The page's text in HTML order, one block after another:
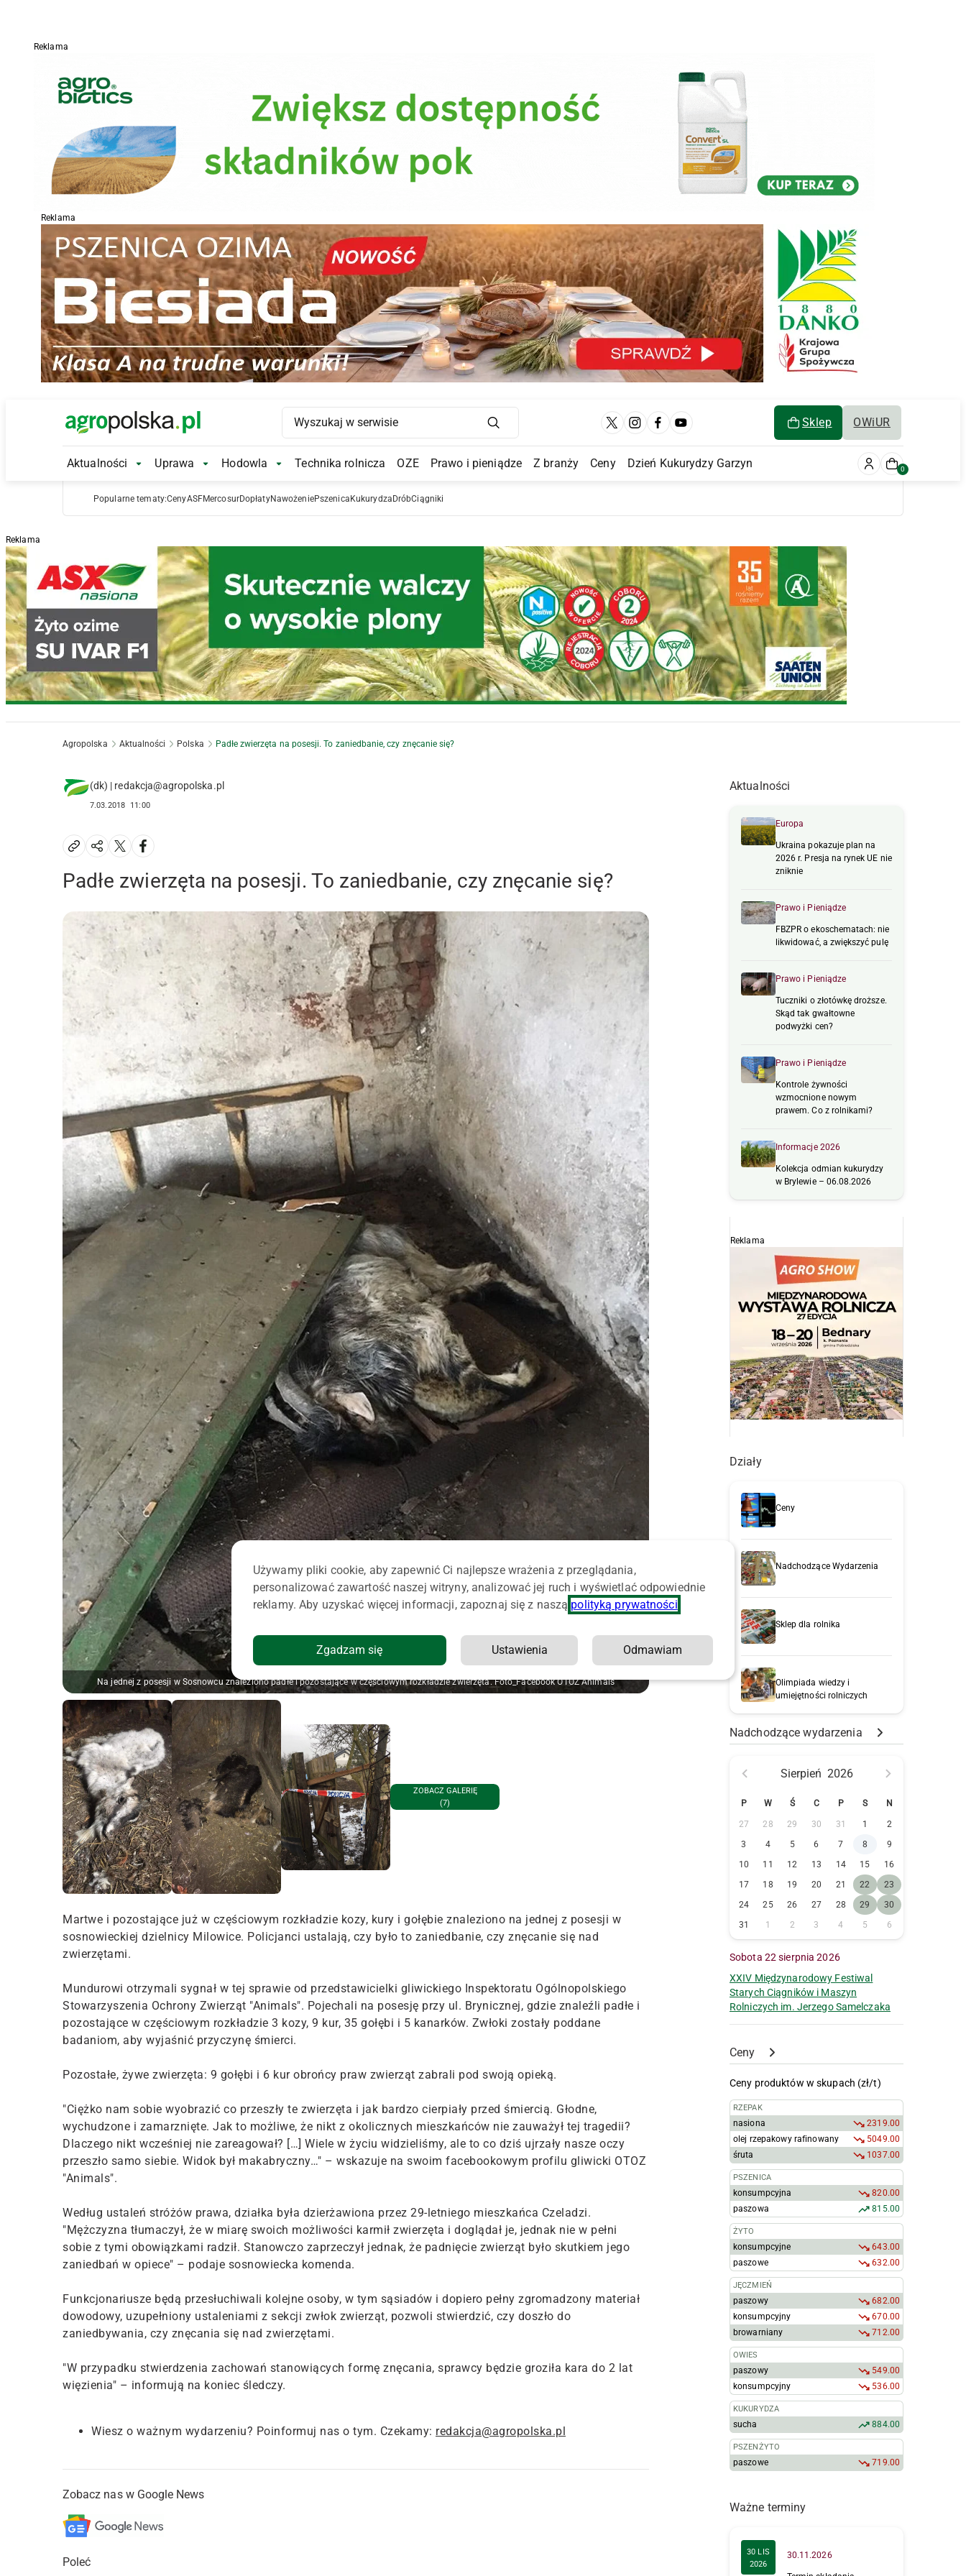
Reklama
Reklama
Main Logo Sklep OWiUR
Main Navigation
Aktualności Aktualności Submenu
Uprawa Uprawa Submenu
Hodowla Hodowla Submenu
Technika rolnicza OZE Prawo i pieniądze Z branży Ceny Dzień Kukurydzy Garzyn 0
Popularne tematy:CenyASFMercosurDopłatyNawożeniePszenica Kukurydza DróbCiągniki
Reklama
Agropolska Aktualności Polska Padłe zwierzęta na posesji. To zaniedbanie, czy znęcanie się?
(dk) | redakcja@agropolska.pl
7.03.2018 11:00
Padłe zwierzęta na posesji. To zaniedbanie, czy znęcanie się?
Na jednej z posesji w Sosnowcu znaleziono padłe i pozostające w częściowym rozkładzie zwierzęta. Foto_Facebook OTOZ Animals
ZOBACZ GALERIĘ
(7)
Martwe i pozostające już w częściowym rozkładzie kozy, kury i gołębie znaleziono na jednej z posesji w
sosnowieckiej dzielnicy Milowice. Policjanci ustalają, czy było to zaniedbanie, czy znęcanie się nad
zwierzętami.
Mundurowi otrzymali sygnał w tej sprawie od przedstawicielki gliwickiego Inspektoratu Ogólnopolskiego
Stowarzyszenia Ochrony Zwierząt "Animals". Pojechali na posesję przy ul. Brynicznej, gdzie znaleźli padłe i
pozostające w częściowym rozkładzie 3 kozy, 9 kur, 35 gołębi i 5 kanarków. Zwłoki zostały poddane
badaniom, aby wyjaśnić przyczynę śmierci.
Pozostałe, żywe zwierzęta: 9 gołębi i 6 kur obrońcy praw zwierząt zabrali pod swoją opieką.
"Ciężko nam sobie wyobrazić co przeszły te zwierzęta i jak bardzo cierpiały przed śmiercią. Głodne,
wychudzone i zamarznięte. Jak to możliwe, że nikt z okolicznych mieszkańców nie zauważył tej tragedii?
Dlaczego nikt wcześniej nie zareagował? […] Wiele w życiu widzieliśmy, ale to co dziś ujrzały nasze oczy
przeszło samo siebie. Widok był makabryczny…" – wskazuje na swoim facebookowym profilu gliwicki OTOZ
"Animals".
Według ustaleń stróżów prawa, działka była dzierżawiona przez 29-letniego mieszkańca Czeladzi.
"Mężczyzna tłumaczył, że w miarę swoich możliwości karmił zwierzęta i doglądał je, jednak nie w pełni
sobie z tymi obowiązkami radził. Stanowczo zaprzeczył jednak, że padnięcie zwierząt było skutkiem jego
zaniedbań w opiece" – podaje sosnowiecka komenda.
Funkcjonariusze będą przesłuchiwali kolejne osoby, w tym sąsiadów i dopiero pełny zgromadzony materiał
dowodowy, uzupełniony ustaleniami z sekcji zwłok zwierząt, pozwoli stwierdzić, czy doszło do
zaniedbywania, czy znęcania się nad zwierzętami.
"W przypadku stwierdzenia zachowań stanowiących formę znęcania, sprawcy będzie groziła kara do 2 lat
więzienia" – informują na koniec śledczy.
Wiesz o ważnym wydarzeniu? Poinformuj nas o tym. Czekamy: redakcja@agropolska.pl
Zobacz nas w Google News
Poleć
Aktualności
Europa
Ukraina pokazuje plan na
2026 r. Presja na rynek UE nie
zniknie
Prawo i Pieniądze
FBZPR o ekoschematach: nie
likwidować, a zwiększyć pulę
Prawo i Pieniądze
Tuczniki o złotówkę droższe.
Skąd tak gwałtowne
podwyżki cen?
Prawo i Pieniądze
Kontrole żywności
wzmocnione nowym
prawem. Co z rolnikami?
Informacje 2026
Kolekcja odmian kukurydzy
w Brylewie – 06.08.2026
Reklama
Działy
Ceny
Nadchodzące Wydarzenia
Sklep dla rolnika
Olimpiada wiedzy i
umiejętności rolniczych
Nadchodzące wydarzenia
Sierpień 2026
P W Ś C P S N
27 28 29 30 31 1
2
3
4 5 6 7 8
9
10
11 12 13 14 15
16
17
18 19 20 21 22
23
24
25 26 27 28 29
30
31
1 2 3 4 5 6
Sobota 22 sierpnia 2026
XXIV Międzynarodowy Festiwal
Starych Ciągników i Maszyn
Rolniczych im. Jerzego Samelczaka
Ceny
Ceny produktów w skupach (zł/t)
RZEPAK
nasiona
2319.00
olej rzepakowy rafinowany
5049.00
śruta
1037.00
PSZENICA
konsumpcyjna
820.00
paszowa
815.00
ŻYTO
konsumpcyjne
643.00
paszowe
632.00
JĘCZMIEŃ
paszowy
682.00
konsumpcyjny
670.00
browarniany
712.00
OWIES
paszowy
549.00
konsumpcyjny
536.00
KUKURYDZA
sucha 884.00
PSZENŻYTO
paszowe 719.00
Ważne terminy
30 LIS
2026
30.11.2026
Używamy pliki cookie, aby zapewnić Ci najlepsze wrażenia z przeglądania,
personalizować zawartość naszej witryny, analizować jej ruch i wyświetlać odpowiednie
reklamy. Aby uzyskać więcej informacji, zapoznaj się z naszą polityką prywatności
Zgadzam się Ustawienia Odmawiam